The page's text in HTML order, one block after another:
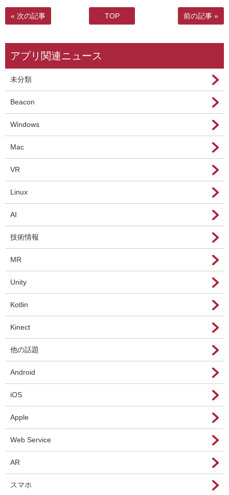
« 次の記事 TOP 前の記事 »
アプリ関連ニュース
未分類
Beacon
Windows
Mac
VR
Linux
AI
技術情報
MR
Unity
Kotlin
Kinect
他の話題
Android
iOS
Apple
Web Service
AR
スマホ